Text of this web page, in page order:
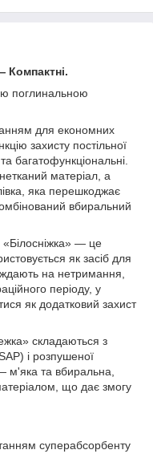
Компактні.
поглинальною
для економних
захисту постільної
багатофункціональні.
матеріал, а
яка перешкоджає
вбиральний
«Білосніжка» — це
як засіб для
на нетримання,
періоду, у
як додатковий захист
складаються з
і розпушеної
та вбиральна,
що дає змогу
суперабсорбенту